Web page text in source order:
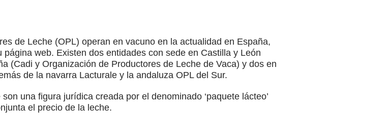
de Leche (OPL) operan en vacuno en la actualidad en España,
web. Existen dos entidades con sede en Castilla y León
(Cadi y Organización de Productores de Leche de Vaca) y dos en
de la navarra Lacturale y la andaluza OPL del Sur.
una figura jurídica creada por el denominado ‘paquete lácteo’
el precio de la leche.